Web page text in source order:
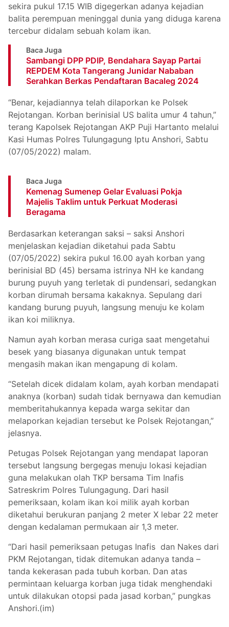
sekira pukul 17.15 WIB digegerkan adanya kejadian
balita perempuan meninggal dunia yang diduga karena
tercebur didalam sebuah kolam ikan.
Baca Juga
Sambangi DPP PDIP, Bendahara Sayap Partai
REPDEM Kota Tangerang Junidar Nababan
Serahkan Berkas Pendaftaran Bacaleg 2024
“Benar, kejadiannya telah dilaporkan ke Polsek
Rejotangan. Korban berinisial US balita umur 4 tahun,”
terang Kapolsek Rejotangan AKP Puji Hartanto melalui
Kasi Humas Polres Tulungagung Iptu Anshori, Sabtu
(07/05/2022) malam.
Baca Juga
Kemenag Sumenep Gelar Evaluasi Pokja
Majelis Taklim untuk Perkuat Moderasi
Beragama
Berdasarkan keterangan saksi – saksi Anshori
menjelaskan kejadian diketahui pada Sabtu
(07/05/2022) sekira pukul 16.00 ayah korban yang
berinisial BD (45) bersama istrinya NH ke kandang
burung puyuh yang terletak di pundensari, sedangkan
korban dirumah bersama kakaknya. Sepulang dari
kandang burung puyuh, langsung menuju ke kolam
ikan koi miliknya.
Namun ayah korban merasa curiga saat mengetahui
besek yang biasanya digunakan untuk tempat
mengasih makan ikan mengapung di kolam.
“Setelah dicek didalam kolam, ayah korban mendapati
anaknya (korban) sudah tidak bernyawa dan kemudian
memberitahukannya kepada warga sekitar dan
melaporkan kejadian tersebut ke Polsek Rejotangan,”
jelasnya.
Petugas Polsek Rejotangan yang mendapat laporan
tersebut langsung bergegas menuju lokasi kejadian
guna melakukan olah TKP bersama Tim Inafis
Satreskrim Polres Tulungagung. Dari hasil
pemeriksaan, kolam ikan koi milik ayah korban
diketahui berukuran panjang 2 meter X lebar 22 meter
dengan kedalaman permukaan air 1,3 meter.
“Dari hasil pemeriksaan petugas Inafis dan Nakes dari
PKM Rejotangan, tidak ditemukan adanya tanda –
tanda kekerasan pada tubuh korban. Dan atas
permintaan keluarga korban juga tidak menghendaki
untuk dilakukan otopsi pada jasad korban,” pungkas
Anshori.(im)